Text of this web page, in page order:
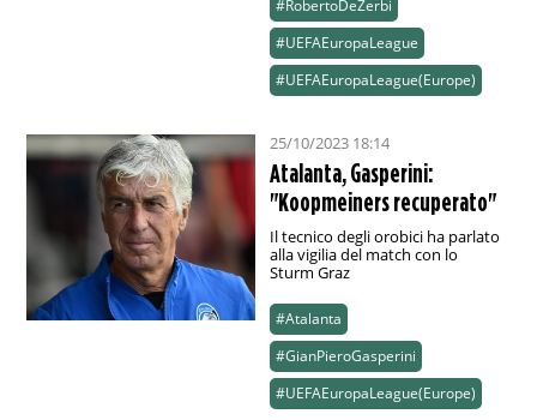
#RobertoDeZerbi
#UEFAEuropaLeague
#UEFAEuropaLeague(Europe)
25/10/2023 18:14
Atalanta, Gasperini:
"Koopmeiners recuperato"
Il tecnico degli orobici ha parlato
alla vigilia del match con lo
Sturm Graz
#Atalanta
#GianPieroGasperini
#UEFAEuropaLeague(Europe)